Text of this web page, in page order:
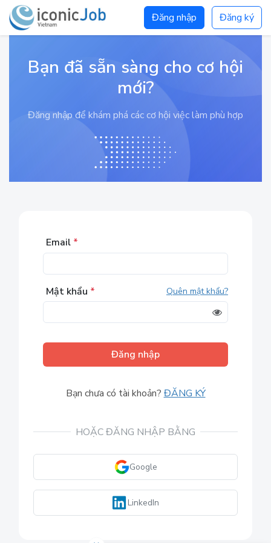
Đăng nhập Đăng ký
Bạn đã sẵn sàng cho cơ hội
mới?
Đăng nhập để khám phá các cơ hội việc làm phù hợp
Email *
Mật khẩu * Quên mật khẩu?
Đăng nhập
Bạn chưa có tài khoản? ĐĂNG KÝ
HOẶC ĐĂNG NHẬP BẰNG
Google
LinkedIn